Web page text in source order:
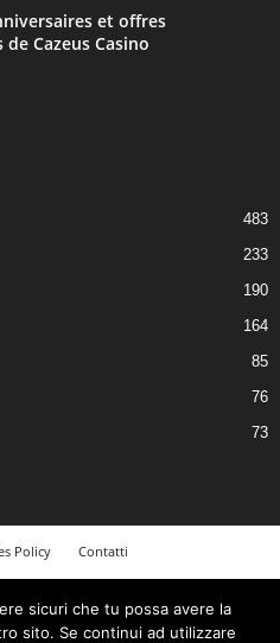
et offres
Cazeus Casino
483
233
190
164
85
76
73
Policy
Contatti
da Piero Muscari Storytailor - La tua
sicuri che tu possa avere la
sito. Se continui ad utilizzare